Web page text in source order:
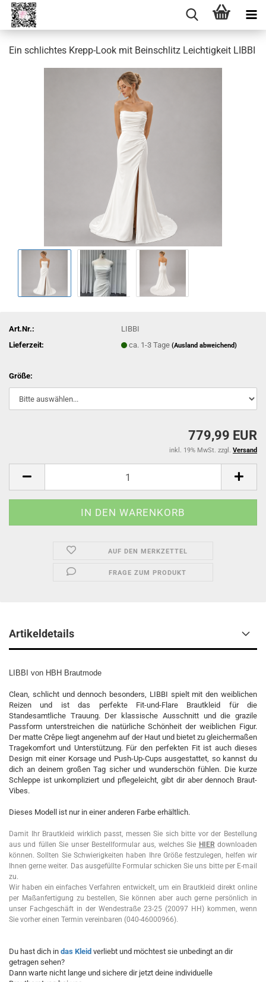
Ein schlichtes Krepp-Look mit Beinschlitz Leichtigkeit LIBBI
Art.Nr.:
LIBBI
Lieferzeit:
ca. 1-3 Tage(Ausland abweichend)
Größe:
779,99 EUR
inkl. 19% MwSt. zzgl. Versand
AUF DEN MERKZETTEL
FRAGE ZUM PRODUKT
Artikeldetails
LIBBI von HBH Brautmode
Clean, schlicht und dennoch besonders, LIBBI spielt mit den weiblichen
Reizen und ist das perfekte Fit-und-Flare Brautkleid für die
Standesamtliche Trauung. Der klassische Ausschnitt und die grazile
Passform unterstreichen die natürliche Schönheit der weiblichen Figur.
Der matte Crêpe liegt angenehm auf der Haut und bietet zu gleichermaßen
Tragekomfort und Unterstützung. Für den perfekten Fit ist auch dieses
Design mit einer Korsage und Push-Up-Cups ausgestattet, so kannst du
dich an deinem großen Tag sicher und wunderschön fühlen. Die kurze
Schleppe ist unkompliziert und pflegeleicht, gibt dir aber dennoch Braut-
Vibes.
Dieses Modell ist nur in einer anderen Farbe erhältlich.
Damit Ihr Brautkleid wirklich passt, messen Sie sich bitte vor der Bestellung
aus und füllen Sie unser Bestellformular aus, welches Sie HIER downloaden
können. Sollten Sie Schwierigkeiten haben Ihre Größe festzulegen, helfen wir
Ihnen gerne weiter. Das ausgefüllte Formular schicken Sie uns bitte per E-mail
zu.
Wir haben ein einfaches Verfahren entwickelt, um ein Brautkleid direkt online
per Maßanfertigung zu bestellen, Sie können aber auch gerne persönlich in
unser Fachgeschäft in der Wendestraße 23-25 (20097 HH) kommen, wenn
Sie vorher einen Termin vereinbaren (040-46000966).
Du hast dich in das Kleid verliebt und möchtest sie unbedingt an dir
getragen sehen?
Dann warte nicht lange und sichere dir jetzt deine individuelle